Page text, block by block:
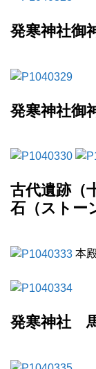
発寒神社御
発寒神社御
古代遺跡（
石（ストー
本
発寒神社